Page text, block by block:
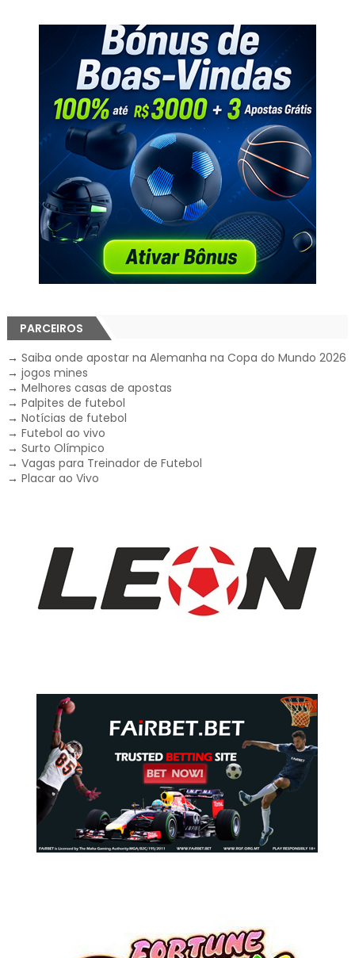
PARCEIROS
→ Saiba onde apostar na Alemanha na Copa do Mundo 2026
→ jogos mines
→ Melhores casas de apostas
→ Palpites de futebol
→ Notícias de futebol
→ Futebol ao vivo
→ Surto Olímpico
→ Vagas para Treinador de Futebol
→ Placar ao Vivo